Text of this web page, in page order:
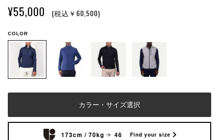
¥55,000 (税込￥60,500)
COLOR
カラー・サイズ選択
173cm / 70kg 46 Find your size